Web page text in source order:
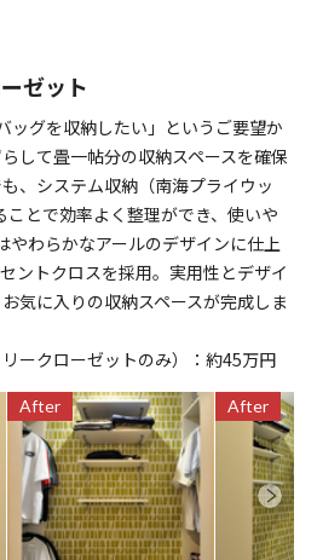
ゼット
ッグを収納したい」というご要望か
して畳一帖分の収納スペースを確保
、システム収納（南海プライウッ
ことで効率よく整理ができ、使いや
わらかなアールのデザインに仕上
ントクロスを採用。実用性とデザイ
気に入りの収納スペースが完成しま
ークローゼットのみ）：約45万円
After After